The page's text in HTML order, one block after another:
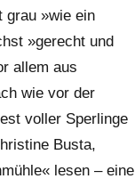
grau »wie ein
»gerecht und
allem aus
wie vor der
voller Sperlinge
Busta,
lesen – eine